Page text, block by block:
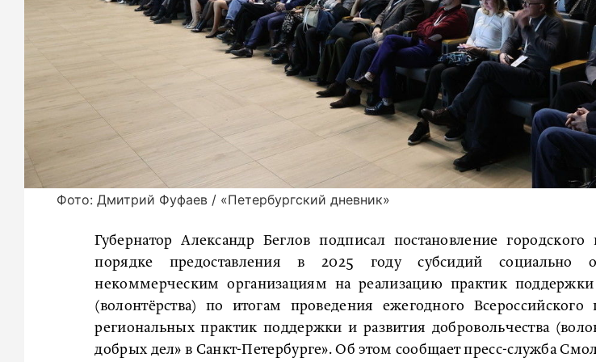
Фото: Дмитрий Фуфаев / «Петербургский дневник»
Губернатор Александр Беглов подписал постановление городского
порядке предоставления в 2025 году субсидий социально
некоммерческим организациям на реализацию практик поддержки
(волонтёрства) по итогам проведения ежегодного Всероссийского
региональных практик поддержки и развития добровольчества
добрых дел» в Санкт-Петербурге». Об этом сообщает пресс-служба